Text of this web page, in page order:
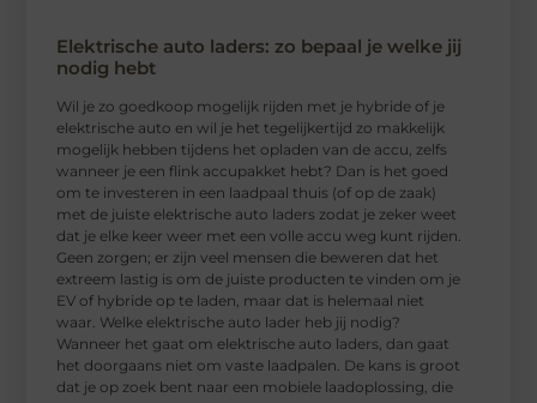
Elektrische auto laders: zo bepaal je welke jij
nodig hebt
Wil je zo goedkoop mogelijk rijden met je hybride of je
elektrische auto en wil je het tegelijkertijd zo makkelijk
mogelijk hebben tijdens het opladen van de accu, zelfs
wanneer je een flink accupakket hebt? Dan is het goed
om te investeren in een laadpaal thuis (of op de zaak)
met de juiste elektrische auto laders zodat je zeker weet
dat je elke keer weer met een volle accu weg kunt rijden.
Geen zorgen; er zijn veel mensen die beweren dat het
extreem lastig is om de juiste producten te vinden om je
EV of hybride op te laden, maar dat is helemaal niet
waar. Welke elektrische auto lader heb jij nodig?
Wanneer het gaat om elektrische auto laders, dan gaat
het doorgaans niet om vaste laadpalen. De kans is groot
dat je op zoek bent naar een mobiele laadoplossing, die